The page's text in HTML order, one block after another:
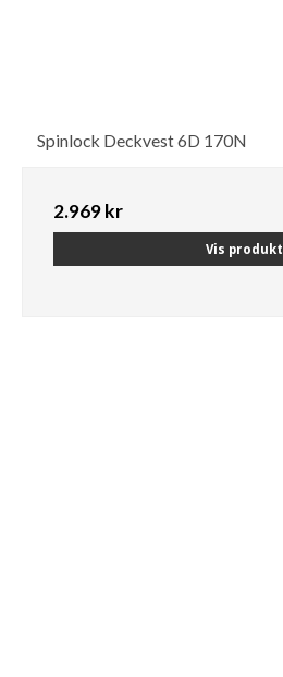
Spinlock Deckvest 6D 170N
2.969 kr
Vis produkt